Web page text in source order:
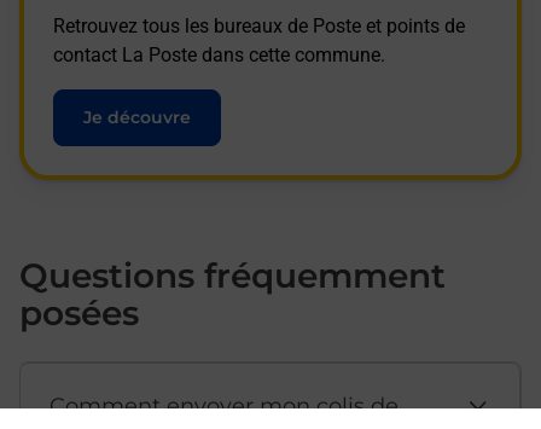
Retrouvez tous les bureaux de Poste et points de
contact La Poste dans cette commune.
Je découvre
Questions fréquemment
posées
Comment envoyer mon colis de